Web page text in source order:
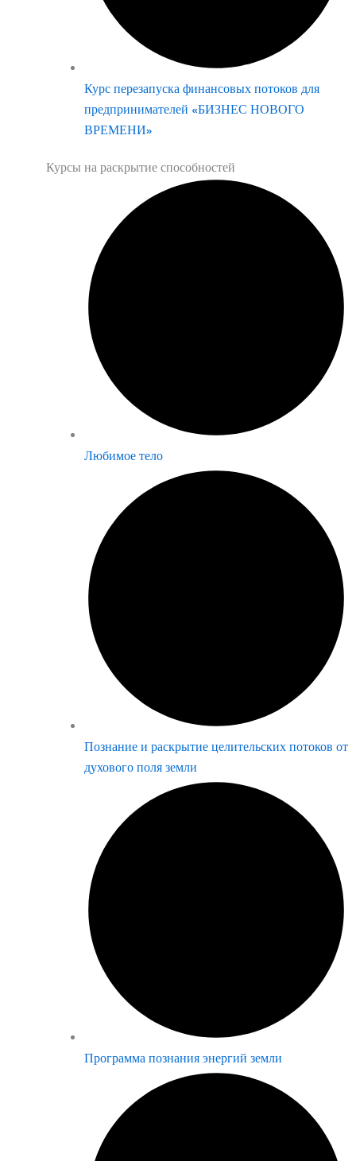
Курс перезапуска финансовых потоков для
предпринимателей «БИЗНЕС НОВОГО
ВРЕМЕНИ»
Курсы на раскрытие способностей
Любимое тело
Познание и раскрытие целительских потоков от
духового поля земли
Программа познания энергий земли